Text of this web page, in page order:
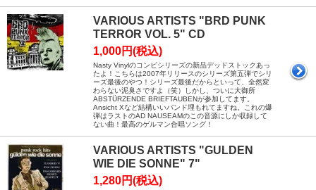
VARIOUS ARTISTS "BRD PUNK
TERROR VOL. 5" CD
1,000円(税込)
Nasty Vinylのコンピシリーズの新品デッドストックあっ
たよ！こちらは2007年リリースのシリーズ第五弾でシリ
ーズ最後のやつ！シリーズ最後だからといって、全然変
わらない泥臭さですよ（笑）しかし、ついに大御所
ABSTÜRZENDE BRIEFTAUBENが参加してます。
Ansicht Xなど結構いいバンド埋もれてますね。これの爆
弾はラストのAD NAUSEAMのこの音源にしか収録して
ない曲！最高のゲルマン合唱ソング！
VARIOUS ARTISTS "GULDEN
WIE DIE SONNE" 7"
1,280円(税込)